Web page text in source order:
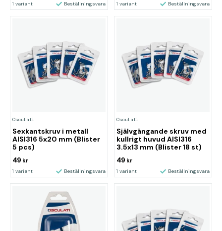
1 variant Beställningsvara 1 variant Beställningsvara
Osculati
Sexkantskruv i metall
AISI316 5x20 mm (Blister
5 pcs)
49 kr
1 variant Beställningsvara
Osculati
Självgängande skruv med
kullrigt huvud AISI316
3.5x13 mm (Blister 18 st)
49 kr
1 variant Beställningsvara